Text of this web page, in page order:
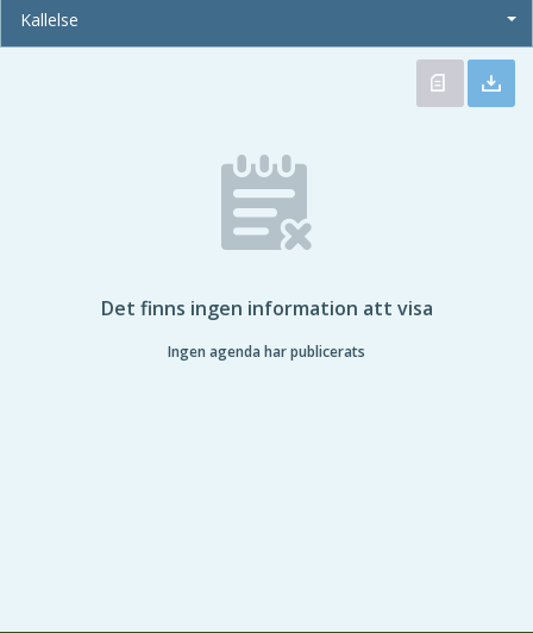
Kallelse
Det finns ingen information att visa
Ingen agenda har publicerats